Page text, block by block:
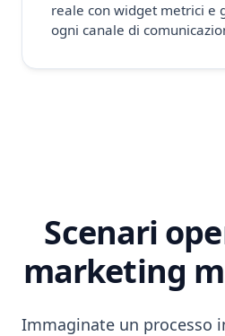
reale con widget metrici e
ogni canale di
Scenari
marketing
Immaginate un processo